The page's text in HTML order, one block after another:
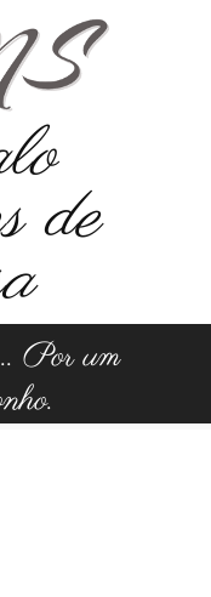
de
Por um